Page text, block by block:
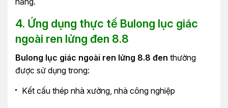
4. Ứng dụng thực tế Bulong lục giác
ngoài ren lửng đen 8.8
Bulong lục giác ngoài ren lửng 8.8 đen thường
được sử dụng trong:
Kết cấu thép nhà xưởng, nhà công nghiệp